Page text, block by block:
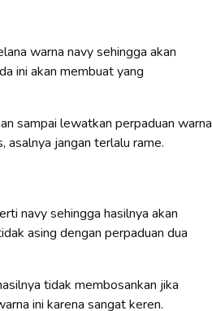
warna navy sehingga akan
ini akan membuat yang
sampai lewatkan perpaduan warna
asalnya jangan terlalu rame.
navy sehingga hasilnya akan
asing dengan perpaduan dua
tidak membosankan jika
ini karena sangat keren.